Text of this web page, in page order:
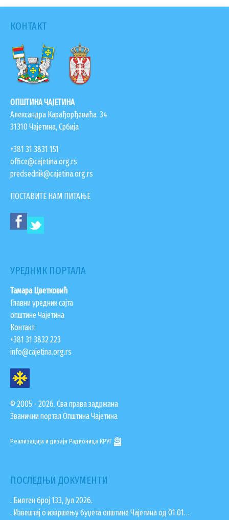
ЈАВНА ПРЕДУЗЕЋА
КОМУНАЛНА МИЛИЦИЈА ОПШТИНЕ
ЧАЈЕТИНА
ИНТЕРНА РЕВИЗИЈА
УСЛУГЕ
ПОРТАЛ Е-УПРАВА
ВОДИЧ КРОЗ ЛОКАЛНУ УПРАВУ
ВИРТУЕЛНИ МАТИЧАР
КОНКУРСИ, ПОЗИВИ, ОБАВЕШТЕЊА
ПОДНОШЕЊЕ ЗАХТЕВА УРБАНИЗАМ
ГИС ЧАЈЕТИНА
ПОСТАВИТЕ НАМ ПИТАЊЕ
ДОКУМЕНТА
КОНТАКТ
ОПШТИНА ЧАЈЕТИНА
Александра Карађорђевића 34
31310 Чајетина, Србија
+381 31 3831 151
office@cajetina.org.rs
predsednik@cajetina.org.rs
ПОСТАВИТЕ НАМ ПИТАЊЕ
УРЕДНИК ПОРТАЛА
Тамара Цветковић
Главни уредник сајта
општине Чајетина
Контакт:
+381 31 3832 223
info@cajetina.org.rs
© 2005 - 2026. Сва права задржана
Званични портал Општина Чајетина
Реализација и дизајн Радионица КРУГ
ПОСЛЕДЊИ ДОКУМЕНТИ
. Билтен број 133, Јул 2026.
. Извештај о извршењу буџета општине Чајетина од 01.01…